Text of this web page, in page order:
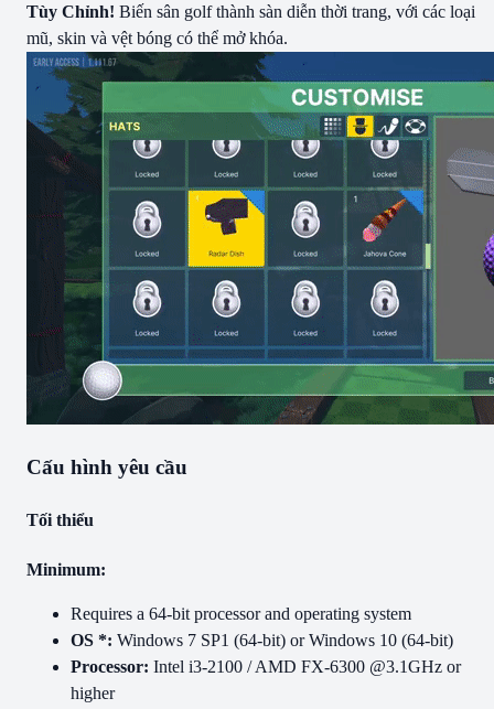
Tùy Chỉnh! Biến sân golf thành sàn diễn thời trang, với các loại
mũ, skin và vệt bóng có thể mở khóa.
Cấu hình yêu cầu
Tối thiểu
Minimum:
Requires a 64-bit processor and operating system
OS *: Windows 7 SP1 (64-bit) or Windows 10 (64-bit)
Processor: Intel i3-2100 / AMD FX-6300 @3.1GHz or
higher